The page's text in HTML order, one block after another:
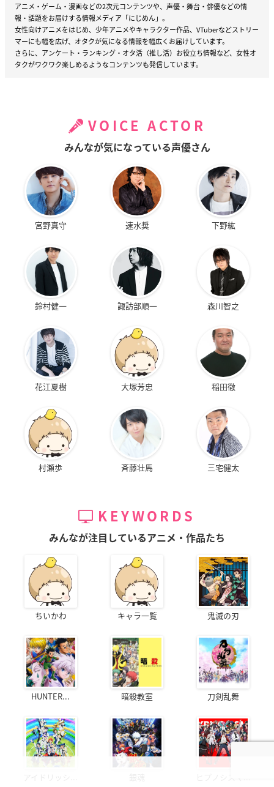
アニメ・ゲーム・漫画などの2次元コンテンツや、声優・舞台・俳優などの情
報・話題をお届けする情報メディア「にじめん」。
女性向けアニメをはじめ、少年アニメやキャラクター作品、VTuberなどストリー
マーにも幅を広げ、オタクが気になる情報を幅広くお届けしています。
さらに、アンケート・ランキング・オタ活（推し活）お役立ち情報など、女性オ
タクがワクワク楽しめるようなコンテンツも発信しています。
VOICE ACTOR
みんなが気になっている声優さん
宮野真守 速水奨 下野紘
鈴村健一 諏訪部順一 森川智之
花江夏樹 大塚芳忠 稲田徹
村瀬歩 斉藤壮馬 三宅健太
KEYWORDS
みんなが注目しているアニメ・作品たち
ちいかわ キャラ一覧 鬼滅の刃
HUNTER... 暗殺教室 刀剣乱舞